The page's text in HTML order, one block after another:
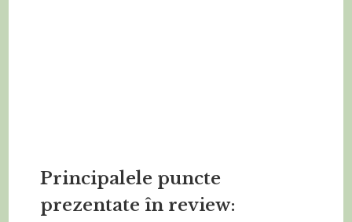
Principalele puncte
prezentate în review: